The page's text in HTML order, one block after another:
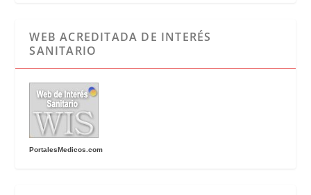
WEB ACREDITADA DE INTERÉS
SANITARIO
PortalesMedicos.com